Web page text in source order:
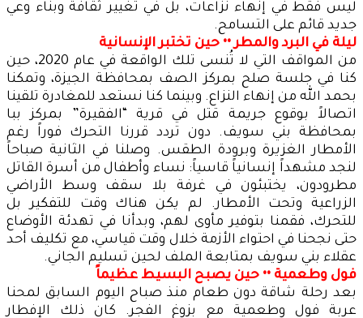
ليس فقط في إنهاء نزاعات، بل في تغيير ثقافة وبناء وعي
جديد قائم على التسامح.
ليلة في البرد والمطر •• حين تختبر الإنسانية
من المواقف التي لا تُنسى تلك الواقعة في عام 2020، حين
كنا في جلسة صلح بمركز الصف بمحافظة الجيزة، وتمكنا
بحمد الله من إنهاء النزاع. وبينما كنا نستعد للمغادرة تلقينا
اتصالاً بوقوع جريمة قتل في قرية “الفقيرة” بمركز ببا
بمحافظة بني سويف. دون تردد قررنا التحرك فوراً رغم
الأمطار الغزيرة وبرودة الطقس. وصلنا في الثانية صباحاً
لنجد مشهداً إنسانياً قاسياً: نساء وأطفال من أسرة القاتل
مطرودون، يختبئون في غرفة بلا سقف وسط الأراضي
الزراعية وتحت الأمطار. لم يكن هناك وقت للتفكير بل
للتحرك، فقمنا بتوفير مأوى لهم، وبدأنا في تهدئة الأوضاع
حتى نجحنا في احتواء الأزمة خلال وقت قياسي، مع تكليف أحد
عقلاء بني سويف بمتابعة الملف لحين تسليم الجاني.
فول وطعمية •• حين يصبح البسيط عظيماً
بعد رحلة شاقة دون طعام منذ صباح اليوم السابق لمحنا
عربة فول وطعمية مع بزوغ الفجر. كان ذلك الإفطار